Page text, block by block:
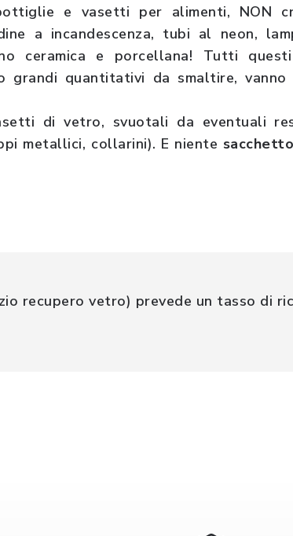
e vasetti per alimenti, NON
a incandescenza, tubi al neon,
ceramica e porcellana! Tutti
grandi quantitativi da smaltire, vanno
di vetro, svuotali da eventuali
metallici, collarini). E niente
recupero vetro) prevede un tasso di